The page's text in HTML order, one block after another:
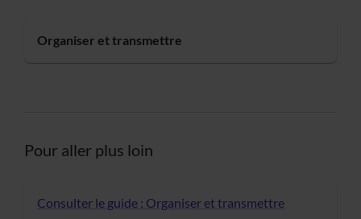
Organiser et transmettre
Pour aller plus loin
Consulter le guide : Organiser et transmettre